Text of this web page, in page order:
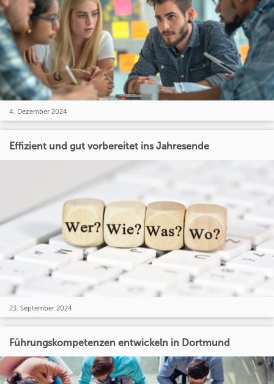
4. Dezember 2024
Effizient und gut vorbereitet ins Jahresende
23. September 2024
Führungskompetenzen entwickeln in Dortmund